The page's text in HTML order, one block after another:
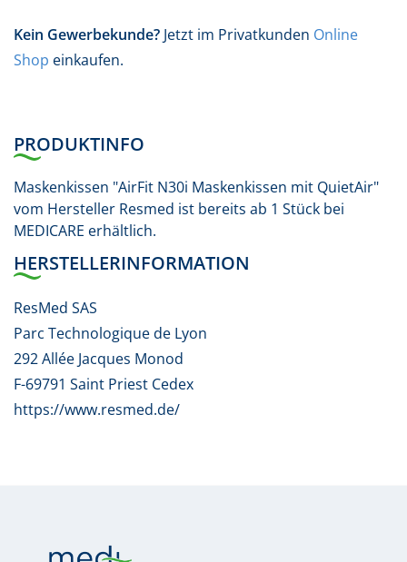
Kein Gewerbekunde? Jetzt im Privatkunden Online
Shop einkaufen.
PRODUKTINFO
Maskenkissen "AirFit N30i Maskenkissen mit QuietAir"
vom Hersteller Resmed ist bereits ab 1 Stück bei
MEDICARE erhältlich.
HERSTELLERINFORMATION
ResMed SAS
Parc Technologique de Lyon
292 Allée Jacques Monod
F-69791 Saint Priest Cedex
https://www.resmed.de/